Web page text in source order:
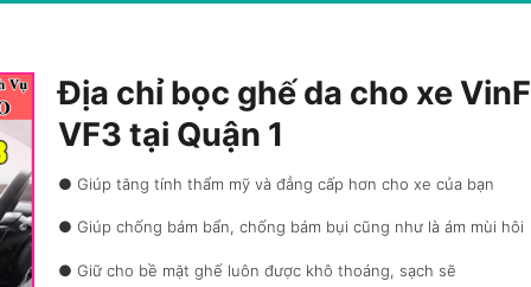
Địa chỉ bọc ghế da cho xe
VF3 tại Quận 1
● Giúp tăng tính thẩm mỹ và đẳng cấp hơn cho xe của bạn
● Giúp chống bám bẩn, chống bám bụi cũng như là ám mùi hôi
● Giữ cho bề mặt ghế luôn được khô thoáng, sạch sẽ